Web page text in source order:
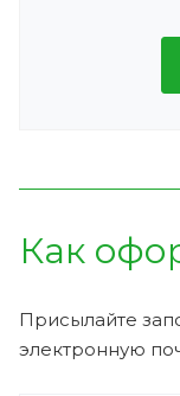
Как
Присылайте
электронную